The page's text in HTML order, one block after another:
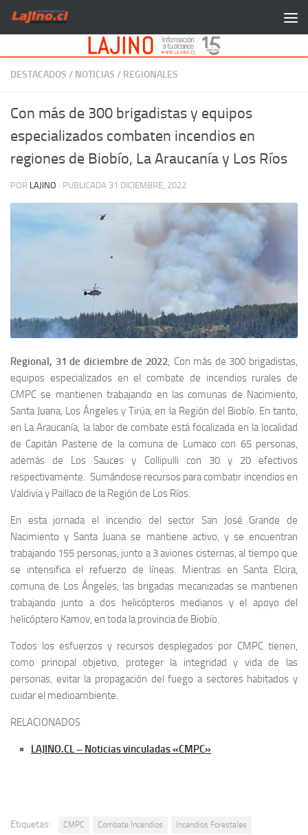
Saltar al contenido
DESTACADOS / NOTICIAS / REGIONALES
Con más de 300 brigadistas y equipos
especializados combaten incendios en
regiones de Biobío, La Araucanía y Los Ríos
POR LAJINO · PUBLICADA 31 DICIEMBRE, 2022
Regional, 31 de diciembre de 2022; Con más de 300 brigadistas,
equipos especializados en el combate de incendios rurales de
CMPC se mantienen trabajando en las comunas de Nacimiento,
Santa Juana, Los Ángeles y Tirúa, en la Región del Biobío. En tanto,
en La Araucanía, la labor de combate está focalizada en la localidad
de Capitán Pastene de la comuna de Lumaco con 65 personas,
además de Los Sauces y Collipulli con 30 y 20 efectivos
respectivamente. Sumándose recursos para combatir incendios en
Valdivia y Paillaco de la Región de Los Ríos.
En esta jornada el incendio del sector San José Grande de
Nacimiento y Santa Juana se mantiene activo, y se encuentran
trabajando 155 personas, junto a 3 aviones cisternas, al tiempo que
se intensifica el refuerzo de líneas. Mientras en Santa Elcira,
comuna de Los Ángeles, las brigadas mecanizadas se mantienen
trabajando junto a dos helicópteros medianos y el apoyo del
helicóptero Kamov, en toda la provincia de Biobío.
Todos los esfuerzos y recursos desplegados por CMPC tienen,
como principal objetivo, proteger la integridad y vida de las
personas, evitar la propagación del fuego a sectores habitados y
cuidar el medioambiente.
RELACIONADOS
LAJINO.CL – Noticias vinculadas «CMPC»
Etiquetas: CMPC Combate Incendios
Incendios Forestales